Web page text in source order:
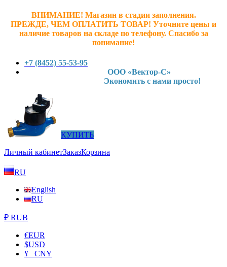
ВНИМАНИЕ! Магазин в стадии заполнения.
ПРЕЖДЕ, ЧЕМ ОПЛАТИТЬ ТОВАР! Уточните цены и
наличие товаров на складе по телефону. Спасибо за
понимание!
+7 (8452) 55-53-95
ООО «Вектор-С»
Экономить с нами просто!
КУПИТЬ
Личный кабинетЗаказКорзина
RU
English
RU
₽ RUB
€EUR
$USD
¥ CNY